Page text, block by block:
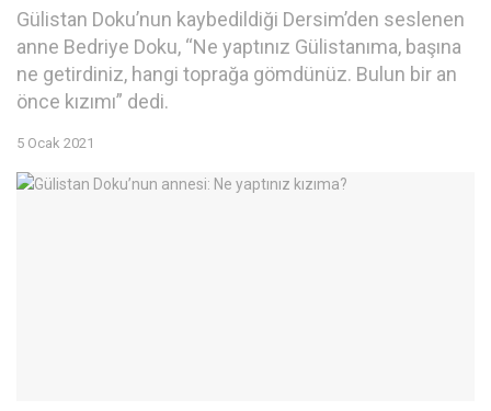
Gülistan Doku’nun kaybedildiği Dersim’den seslenen
anne Bedriye Doku, “Ne yaptınız Gülistanıma, başına
ne getirdiniz, hangi toprağa gömdünüz. Bulun bir an
önce kızımı” dedi.
5 Ocak 2021